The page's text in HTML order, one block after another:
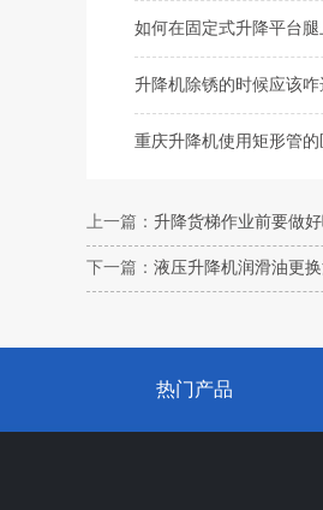
如何在固定式升降平台腿
升降机除锈的时候应该咋
重庆升降机使用矩形管的
上一篇： 升降货梯作业前要做
下一篇： 液压升降机润滑油更
热门产品